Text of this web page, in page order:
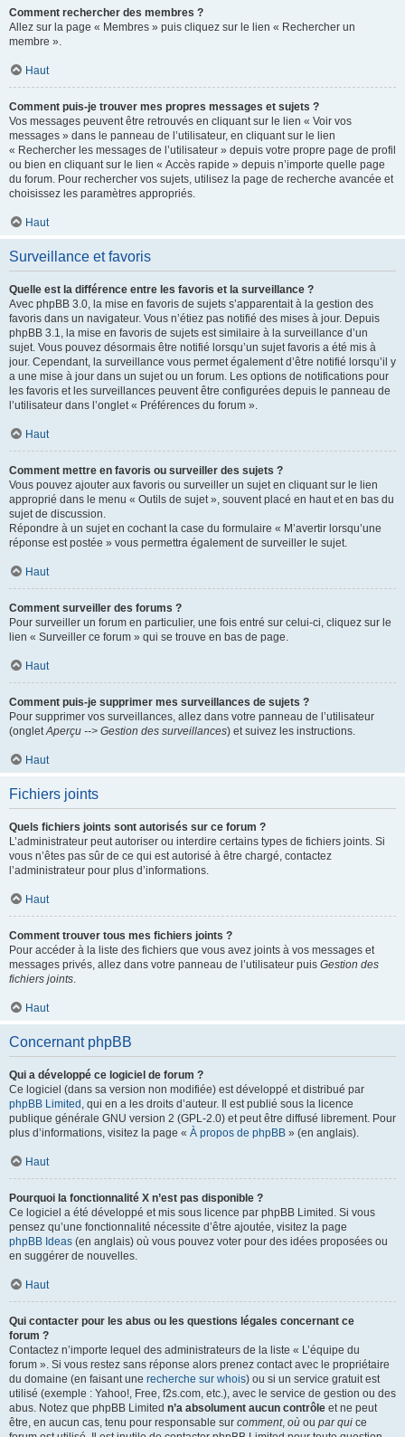
Comment rechercher des membres ?
Allez sur la page « Membres » puis cliquez sur le lien « Rechercher un
membre ».
Haut
Comment puis-je trouver mes propres messages et sujets ?
Vos messages peuvent être retrouvés en cliquant sur le lien « Voir vos
messages » dans le panneau de l’utilisateur, en cliquant sur le lien
« Rechercher les messages de l’utilisateur » depuis votre propre page de profil
ou bien en cliquant sur le lien « Accès rapide » depuis n’importe quelle page
du forum. Pour rechercher vos sujets, utilisez la page de recherche avancée et
choisissez les paramètres appropriés.
Haut
Surveillance et favoris
Quelle est la différence entre les favoris et la surveillance ?
Avec phpBB 3.0, la mise en favoris de sujets s’apparentait à la gestion des
favoris dans un navigateur. Vous n’étiez pas notifié des mises à jour. Depuis
phpBB 3.1, la mise en favoris de sujets est similaire à la surveillance d’un
sujet. Vous pouvez désormais être notifié lorsqu’un sujet favoris a été mis à
jour. Cependant, la surveillance vous permet également d’être notifié lorsqu’il y
a une mise à jour dans un sujet ou un forum. Les options de notifications pour
les favoris et les surveillances peuvent être configurées depuis le panneau de
l’utilisateur dans l’onglet « Préférences du forum ».
Haut
Comment mettre en favoris ou surveiller des sujets ?
Vous pouvez ajouter aux favoris ou surveiller un sujet en cliquant sur le lien
approprié dans le menu « Outils de sujet », souvent placé en haut et en bas du
sujet de discussion.
Répondre à un sujet en cochant la case du formulaire « M’avertir lorsqu’une
réponse est postée » vous permettra également de surveiller le sujet.
Haut
Comment surveiller des forums ?
Pour surveiller un forum en particulier, une fois entré sur celui-ci, cliquez sur le
lien « Surveiller ce forum » qui se trouve en bas de page.
Haut
Comment puis-je supprimer mes surveillances de sujets ?
Pour supprimer vos surveillances, allez dans votre panneau de l’utilisateur
(ongletAperçu --> Gestion des surveillances) et suivez les instructions.
Haut
Fichiers joints
Quels fichiers joints sont autorisés sur ce forum ?
L’administrateur peut autoriser ou interdire certains types de fichiers joints. Si
vous n’êtes pas sûr de ce qui est autorisé à être chargé, contactez
l’administrateur pour plus d’informations.
Haut
Comment trouver tous mes fichiers joints ?
Pour accéder à la liste des fichiers que vous avez joints à vos messages et
messages privés, allez dans votre panneau de l’utilisateur puis Gestion des
fichiers joints.
Haut
Concernant phpBB
Qui a développé ce logiciel de forum ?
Ce logiciel (dans sa version non modifiée) est développé et distribué par
phpBB Limited , qui en a les droits d’auteur. Il est publié sous la licence
publique générale GNU version 2 (GPL-2.0) et peut être diffusé librement. Pour
plus d’informations, visitez la page « À propos de phpBB » (en anglais).
Haut
Pourquoi la fonctionnalité X n’est pas disponible ?
Ce logiciel a été développé et mis sous licence par phpBB Limited. Si vous
pensez qu’une fonctionnalité nécessite d’être ajoutée, visitez la page
phpBB Ideas (en anglais) où vous pouvez voter pour des idées proposées ou
en suggérer de nouvelles.
Haut
Qui contacter pour les abus ou les questions légales concernant ce
forum ?
Contactez n’importe lequel des administrateurs de la liste « L’équipe du
forum ». Si vous restez sans réponse alors prenez contact avec le propriétaire
du domaine (en faisant une recherche sur whois) ou si un service gratuit est
utilisé (exemple : Yahoo!, Free, f2s.com, etc.), avec le service de gestion ou des
abus. Notez que phpBB Limited n’a absolument aucun contrôle et ne peut
être, en aucun cas, tenu pour responsable sur comment, où ou par qui ce